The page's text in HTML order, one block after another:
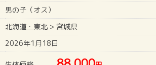
男の子（オス）
北海道・東北 > 宮城県
2026年1月18日